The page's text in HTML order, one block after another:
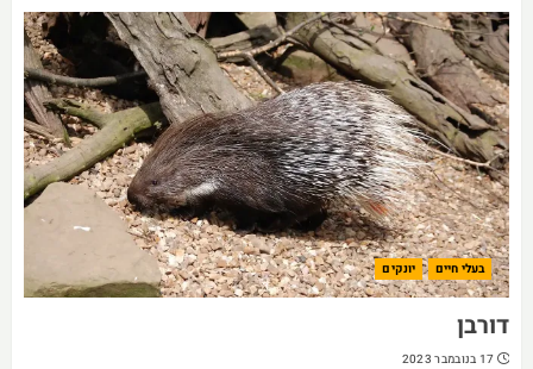
בעלי חיים יונקים
דורבן
17 בנובמבר 2023